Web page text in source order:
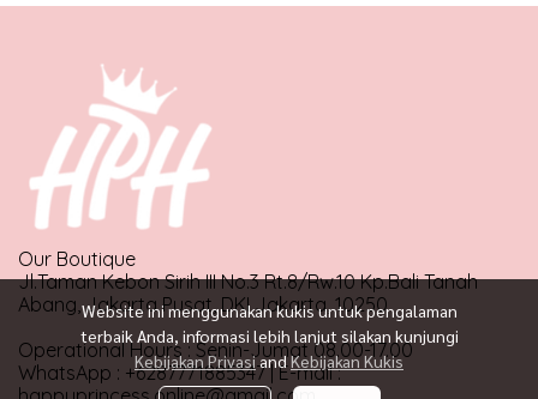
Website ini menggunakan kukis untuk pengalaman
terbaik Anda, informasi lebih lanjut silakan kunjungi
Kebijakan PrivasiandKebijakan Kukis
Our Boutique
Jl.Taman Kebon Sirih III No.3 Rt.8/Rw.10 Kp.Bali Tanah
Abang, Jakarta Pusat, DKI Jakarta, 10250
Operational Hours : Senin-Jumat 08.00-17.00
WhatsApp : +6287771885347 | E-mail :